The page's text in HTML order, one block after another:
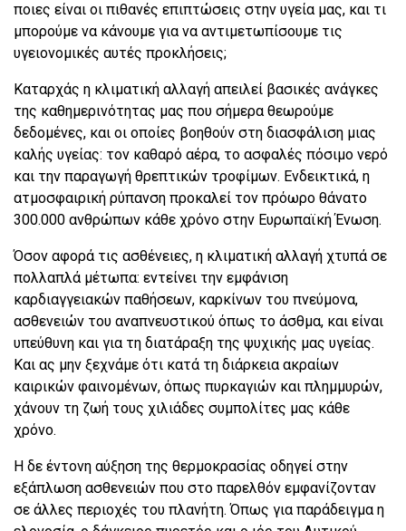
ποιες είναι οι πιθανές επιπτώσεις στην υγεία μας, και τι
μπορούμε να κάνουμε για να αντιμετωπίσουμε τις
υγειονομικές αυτές προκλήσεις;
Καταρχάς η κλιματική αλλαγή απειλεί βασικές ανάγκες
της καθημερινότητας μας που σήμερα θεωρούμε
δεδομένες, και οι οποίες βοηθούν στη διασφάλιση μιας
καλής υγείας: τον καθαρό αέρα, το ασφαλές πόσιμο νερό
και την παραγωγή θρεπτικών τροφίμων. Ενδεικτικά, η
ατμοσφαιρική ρύπανση προκαλεί τον πρόωρο θάνατο
300.000 ανθρώπων κάθε χρόνο στην Ευρωπαϊκή Ένωση.
Όσον αφορά τις ασθένειες, η κλιματική αλλαγή χτυπά σε
πολλαπλά μέτωπα: εντείνει την εμφάνιση
καρδιαγγειακών παθήσεων, καρκίνων του πνεύμονα,
ασθενειών του αναπνευστικού όπως το άσθμα, και είναι
υπεύθυνη και για τη διατάραξη της ψυχικής μας υγείας.
Και ας μην ξεχνάμε ότι κατά τη διάρκεια ακραίων
καιρικών φαινομένων, όπως πυρκαγιών και πλημμυρών,
χάνουν τη ζωή τους χιλιάδες συμπολίτες μας κάθε
χρόνο.
Η δε έντονη αύξηση της θερμοκρασίας οδηγεί στην
εξάπλωση ασθενειών που στο παρελθόν εμφανίζονταν
σε άλλες περιοχές του πλανήτη. Όπως για παράδειγμα η